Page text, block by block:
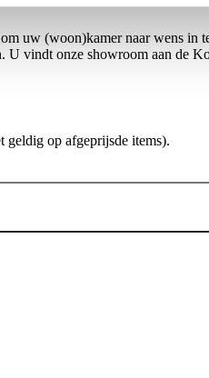
uw (woon)kamer naar wens
vindt onze showroom aan de
geldig op afgeprijsde items).